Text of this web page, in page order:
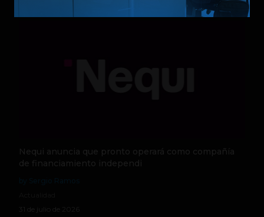
Nequi anuncia que pronto operará como compañía
de financiamiento independi
31 de julio de 2026